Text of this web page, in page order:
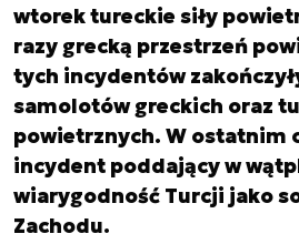
wtorek tureckie siły
razy grecką przestrzeń
tych incydentów
samolotów greckich oraz
powietrznych. W ostatnim
incydent poddający w
wiarygodność Turcji jako
Zachodu.